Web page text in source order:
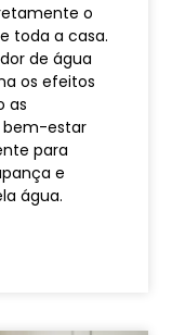
o
toda a casa.
de água
os efeitos
as
bem-estar
para
e
água.